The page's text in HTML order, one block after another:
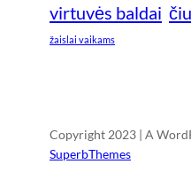
virtuvės baldai
žaislai vaikams
Copyright 2023 | A
SuperbThemes